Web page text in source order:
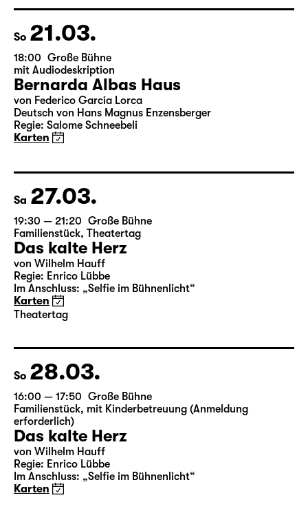
Regie: Enrico Lübbe
Karten
So 21.03.
18:00 Große Bühne
mit Audiodeskription
Bernarda Albas Haus
Regie: Salome Schneebeli
Karten
Sa 27.03.
19:30 — 21:20 Große Bühne
Familienstück
Theatertag
Das kalte Herz
von Wilhelm Hauff
Karten
Theatertag
So 28.03.
16:00 — 17:50 Große Bühne
Familienstück , mit Kinderbetreuung (Anmeldung
erforderlich)
Das kalte Herz